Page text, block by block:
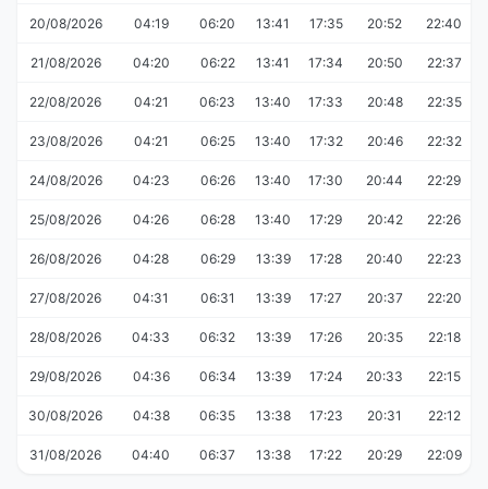
20/08/2026 04:19 06:20 13:41 17:35 20:52 22:40
21/08/2026 04:20 06:22 13:41 17:34 20:50 22:37
22/08/2026 04:21 06:23 13:40 17:33 20:48 22:35
23/08/2026 04:21 06:25 13:40 17:32 20:46 22:32
24/08/2026 04:23 06:26 13:40 17:30 20:44 22:29
25/08/2026 04:26 06:28 13:40 17:29 20:42 22:26
26/08/2026 04:28 06:29 13:39 17:28 20:40 22:23
27/08/2026 04:31 06:31 13:39 17:27 20:37 22:20
28/08/2026 04:33 06:32 13:39 17:26 20:35 22:18
29/08/2026 04:36 06:34 13:39 17:24 20:33 22:15
30/08/2026 04:38 06:35 13:38 17:23 20:31 22:12
31/08/2026 04:40 06:37 13:38 17:22 20:29 22:09